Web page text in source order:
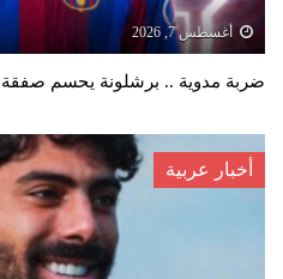
أغسطس 7, 2026
ضربة مدوية .. برشلونة يحسم
أخبار عربية